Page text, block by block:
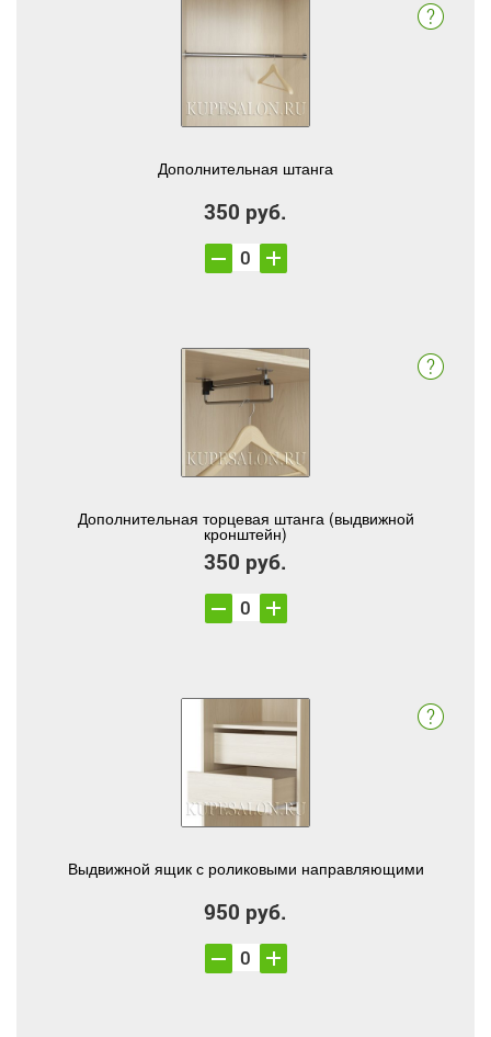
Дополнительная штанга
350 руб.
Дополнительная торцевая штанга (выдвижной
кронштейн)
350 руб.
Выдвижной ящик с роликовыми направляющими
950 руб.